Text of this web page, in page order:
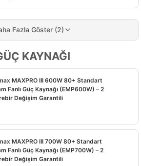
Fazla Göster (2)
KAYNAĞI
MAXPRO III 600W 80+ Standart
Fanlı Güç Kaynağı (EMP600W) – 2
Değişim Garantili
MAXPRO III 700W 80+ Standart
Fanlı Güç Kaynağı (EMP700W) – 2
Değişim Garantili